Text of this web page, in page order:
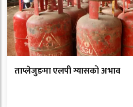
ताप्लेजुङमा एलपी ग्यासको अभाव